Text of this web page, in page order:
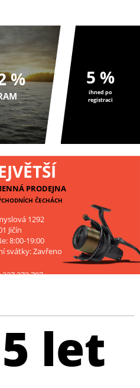
% 5 %
ihned po
registraci
PRODEJNA
ČECHÁCH
1292
Jičín
8:00-19:00
svátky: Zavřeno
227 272 797
let